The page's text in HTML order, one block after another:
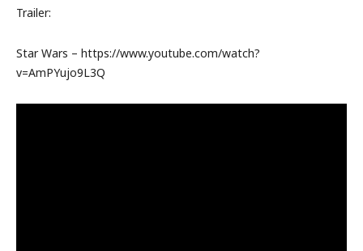
Trailer:
Star Wars – https://www.youtube.com/watch?
v=AmPYujo9L3Q